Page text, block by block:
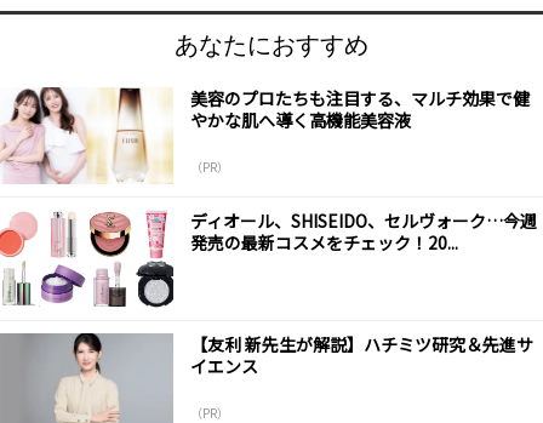
あなたにおすすめ
美容のプロたちも注目する、マルチ効果で健
やかな肌へ導く高機能美容液
（PR）
ディオール、SHISEIDO、セルヴォーク…今週
発売の最新コスメをチェック！20...
【友利 新先生が解説】ハチミツ研究＆先進サ
イエンス
（PR）